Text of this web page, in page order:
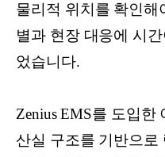
물리적 위치를 확인해
별과 현장 대응에 시
었습니다.
Zenius EMS를 도입한
산실 구조를 기반으로